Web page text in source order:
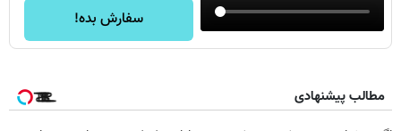
سفارش بده!
مطالب پیشنهادی